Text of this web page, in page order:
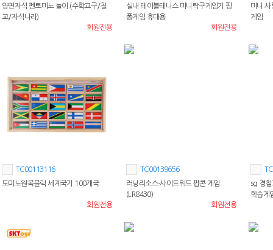
양면자석 펜토미노 놀이 (수학교구/칠
교/자석나라)
회원전용
실내 테이블테니스 미니탁구게임기 핑
퐁게임 휴대용
회원전용
미니 사
게임
TC00113116
도미노원목블럭 세계국기 100개국
회원전용
TC00139656
러닝리소스-사이트워드 팝콘 게임
(LR8430)
회원전용
sg 경
학습게